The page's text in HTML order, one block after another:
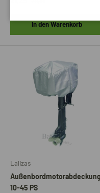
In den Warenkorb
Lalizas
Außenbordmotorabdeckung
10-45 PS